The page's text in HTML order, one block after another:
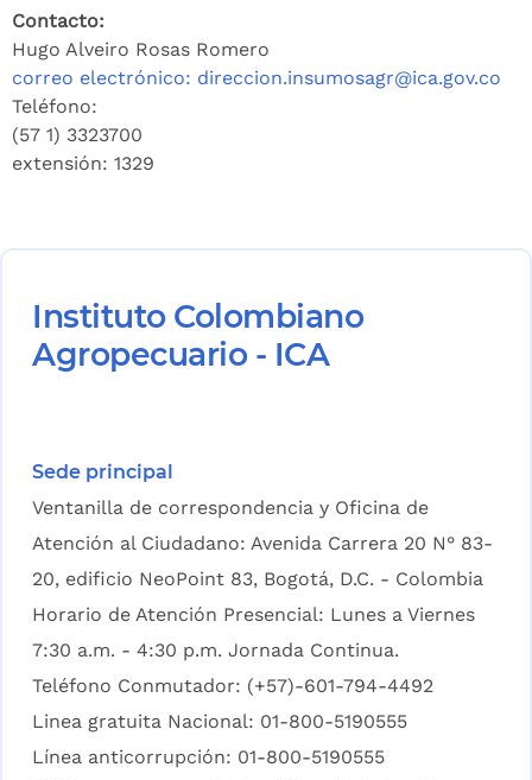
Contacto:
Hugo Alveiro Rosas Romero
correo electrónico: direccion.insumosagr@ica.gov.co
Teléfono:
(57 1) 3323700
extensión: 1329
Instituto Colombiano
Agropecuario - ICA
Sede principal
Ventanilla de correspondencia y Oficina de
Atención al Ciudadano: Avenida Carrera 20 N° 83-
20, edificio NeoPoint 83, Bogotá, D.C. - Colombia
Horario de Atención Presencial: Lunes a Viernes
7:30 a.m. - 4:30 p.m. Jornada Continua.
Teléfono Conmutador: (+57)-601-794-4492
Linea gratuita Nacional: 01-800-5190555
Línea anticorrupción: 01-800-5190555